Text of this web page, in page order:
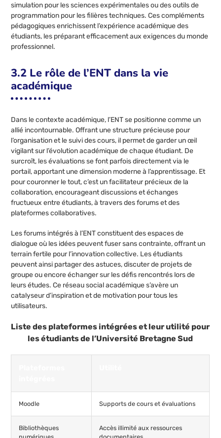
simulation pour les sciences expérimentales ou des outils de
programmation pour les filières techniques. Ces compléments
pédagogiques enrichissent l’expérience académique des
étudiants, les préparant efficacement aux exigences du monde
professionnel.
3.2 Le rôle de l’ENT dans la vie
académique
Dans le contexte académique, l’ENT se positionne comme un
allié incontournable. Offrant une structure précieuse pour
l’organisation et le suivi des cours, il permet de garder un œil
vigilant sur l’évolution académique de chaque étudiant. De
surcroît, les évaluations se font parfois directement via le
portail, apportant une dimension moderne à l’apprentissage. Et
pour couronner le tout, c’est un facilitateur précieux de la
collaboration, encourageant discussions et échanges
fructueux entre étudiants, à travers des forums et des
plateformes collaboratives.
Les forums intégrés à l’ENT constituent des espaces de
dialogue où les idées peuvent fuser sans contrainte, offrant un
terrain fertile pour l’innovation collective. Les étudiants
peuvent ainsi partager des astuces, discuter de projets de
groupe ou encore échanger sur les défis rencontrés lors de
leurs études. Ce réseau social académique s’avère un
catalyseur d’inspiration et de motivation pour tous les
utilisateurs.
Liste des plateformes intégrées et leur utilité pour
les étudiants de l’Université Bretagne Sud
Moodle Supports de cours et évaluations
Bibliothèques
Accès illimité aux ressources